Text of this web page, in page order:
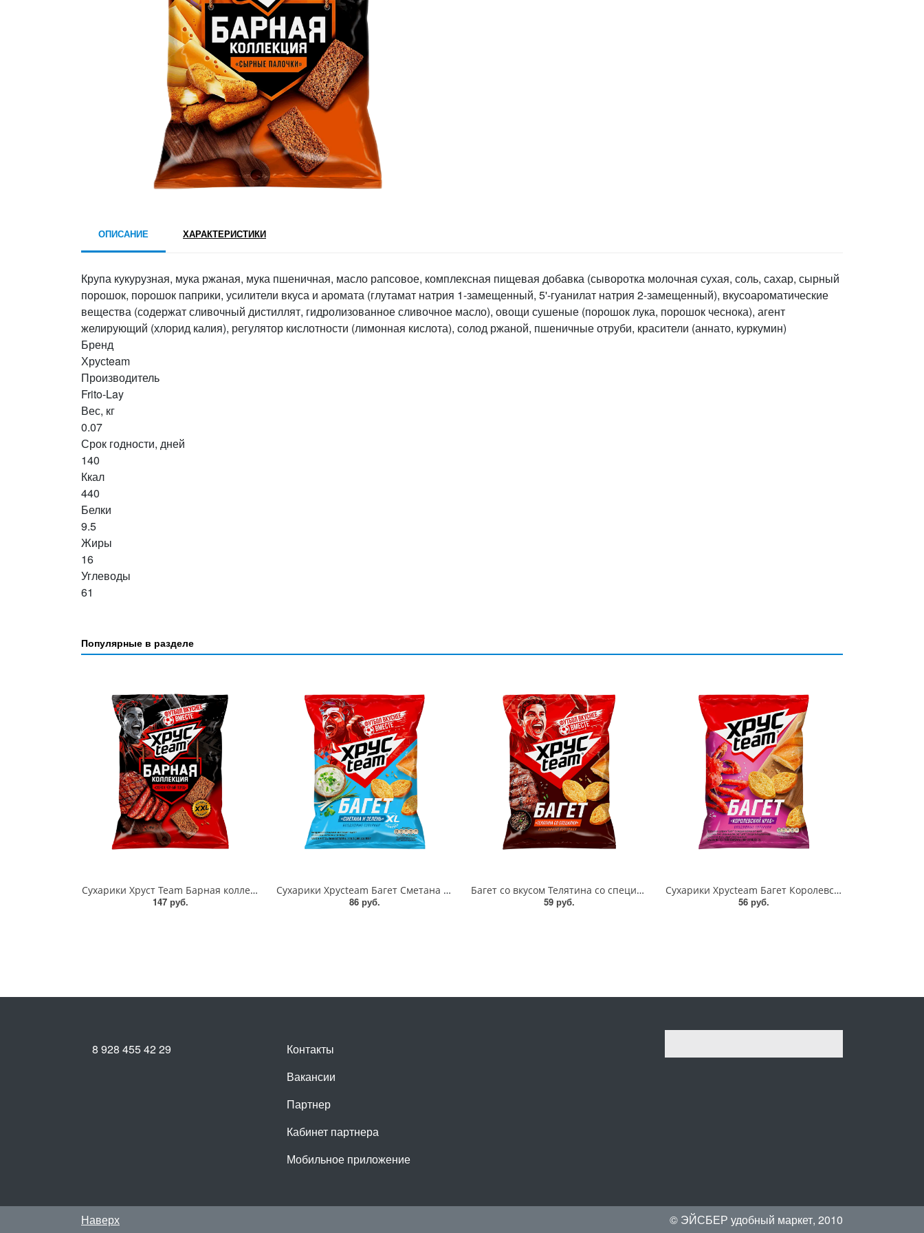
ОПИСАНИЕ ХАРАКТЕРИСТИКИ
Крупа кукурузная, мука ржаная, мука пшеничная, масло рапсовое, комплексная пищевая добавка (сыворотка молочная сухая, соль, сахар, сырный
порошок, порошок паприки, усилители вкуса и аромата (глутамат натрия 1-замещенный, 5'-гуанилат натрия 2-замещенный), вкусоароматические
вещества (содержат сливочный дистиллят, гидролизованное сливочное масло), овощи сушеные (порошок лука, порошок чеснока), агент
желирующий (хлорид калия), регулятор кислотности (лимонная кислота), солод ржаной, пшеничные отруби, красители (аннато, куркумин)
Бренд
Хрусteam
Производитель
Frito-Lay
Вес, кг
0.07
Срок годности, дней
140
Ккал
440
Белки
9.5
Жиры
16
Углеводы
61
Популярные в разделе
Сухарики Хруст Team Барная коллекция Стейк и черный перец 140г
147 руб.
Сухарики Хрусteam Багет Сметана и зелень 100г
86 руб.
Багет со вкусом Телятина со специями Хрустеам 60г
59 руб.
Сухарики Хрусteam Багет Королевский краб 60г
56 руб.
Контакты
Вакансии
Партнер
Кабинет партнера
Мобильное приложение
8 928 455 42 29
Наверх © ЭЙСБЕР удобный маркет, 2010